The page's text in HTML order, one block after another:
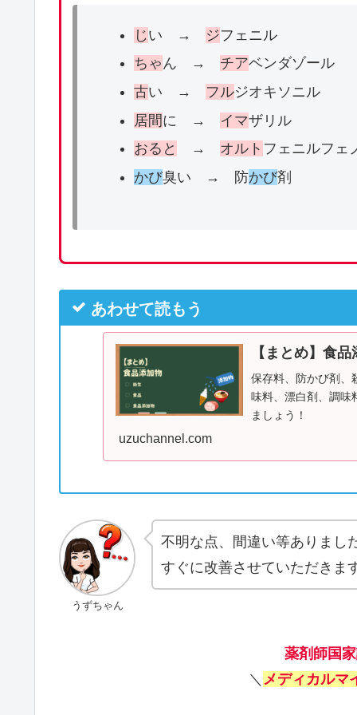
じい → ジフェニル
ちゃ ん → チアベンダゾール
古い → フルジオキソニル
居間に → イマザリル
おると
→ オルト フェニルフェ
かび臭い → 防かび剤
あわせて読もう
【まとめ】食
保存料、防かび剤、
味料、漂白剤、調味
ましょう！
uzuchannel.com
うずちゃん
不明な点、間違い等ありまし
すぐに改善させていただきま
薬剤師国
＼ メディカルマ